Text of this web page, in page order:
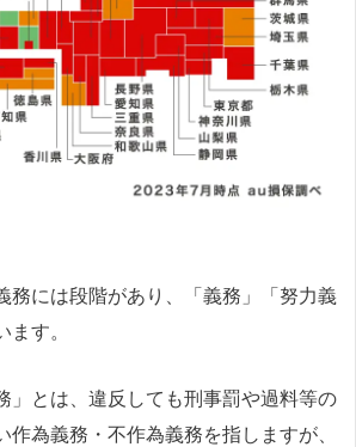
務には段階があり、「義務」「努力義
す。
」とは、違反しても刑事罰や過料等の
作為義務・不作為義務を指しますが、